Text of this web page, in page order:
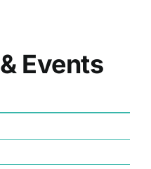
Events